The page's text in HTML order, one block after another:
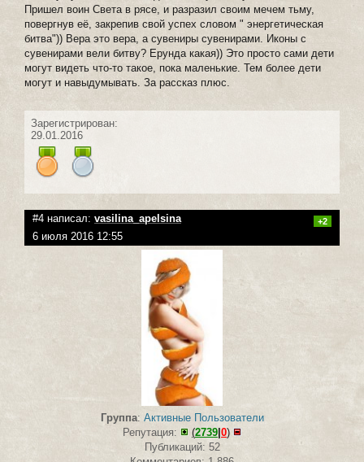
Пришел воин Света в рясе, и разразил своим мечем тьму,
повергнув её, закрепив свой успех словом " энергетическая
битва")) Вера это вера, а сувениры сувенирами. Иконы с
сувенирами вели битву? Ерунда какая)) Это просто сами дети
могут видеть что-то такое, пока маленькие. Тем более дети
могут и навыдумывать. За рассказ плюс.
Зарегистрирован:
29.01.2016
#4 написал: vasilina_apelsina +2
6 июля 2016 12:55
Группа: Активные Пользователи
Репутация:
(2739 0)
Публикаций: 52